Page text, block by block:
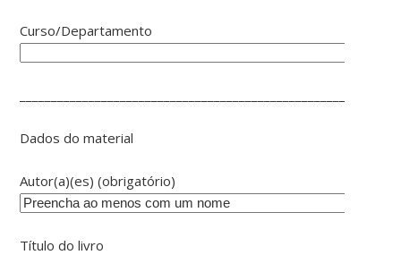
Curso/Departamento
Dados do material
Autor(a)(es) (obrigatório)
Título do livro